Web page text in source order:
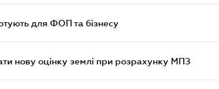
для ФОП та бізнесу
нову оцінку землі при розрахунку МПЗ